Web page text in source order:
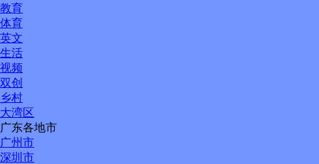
教育
体育
英文
生活
视频
双创
乡村
大湾区
广东各地市
广州市
深圳市